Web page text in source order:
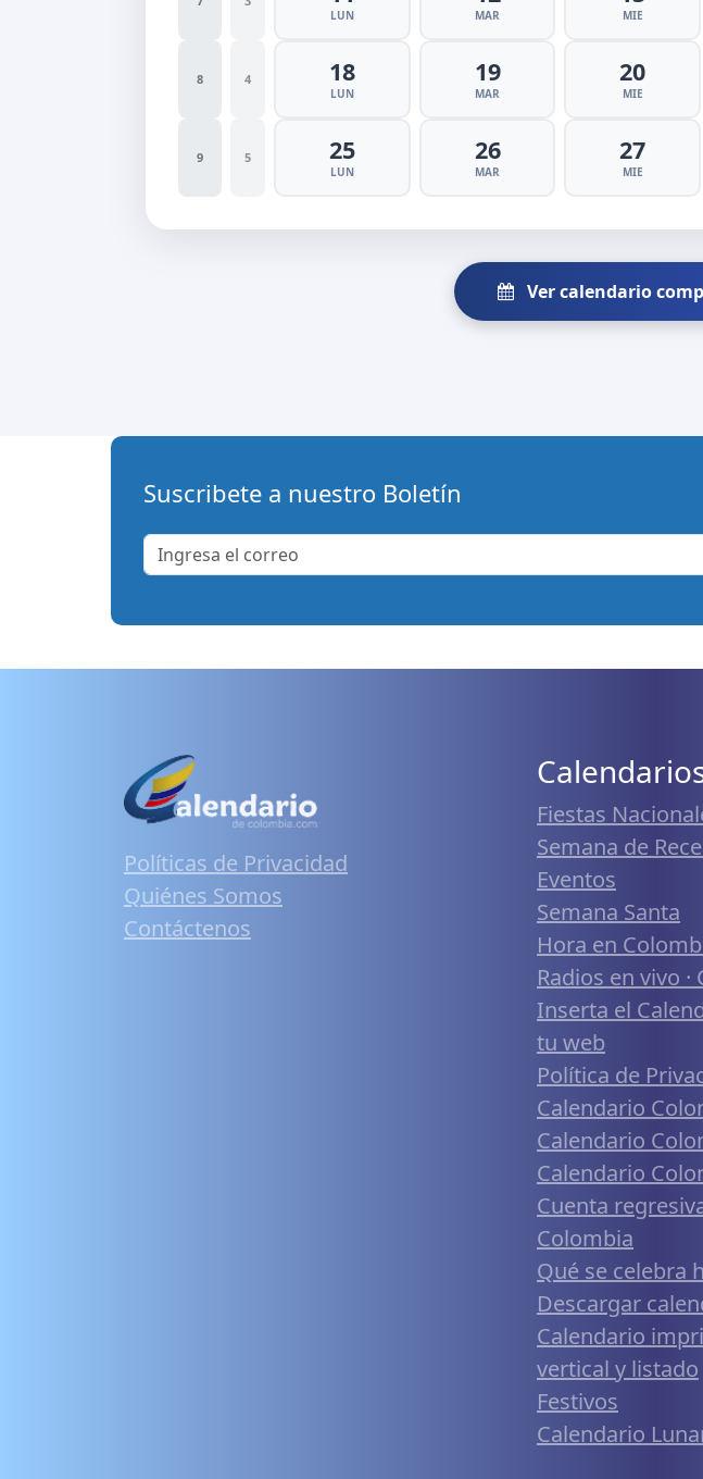
LUN MAR MIE
8 4 18
LUN
19
MAR
20
MIE
9 5 25
LUN
26
MAR
27
MIE
Ver calendario
Suscribete a nuestro Boletín
Políticas de Privacidad
Quiénes Somos
Contáctenos
Fiestas
Semana de
Eventos
Semana Santa
Hora en
Radios en vivo
Inserta el
tu web
Política de
Calendario
Calendario
Calendario
Cuenta
Colombia
Qué se celebra
Descargar
Calendario
vertical y listado
Festivos
Calendario